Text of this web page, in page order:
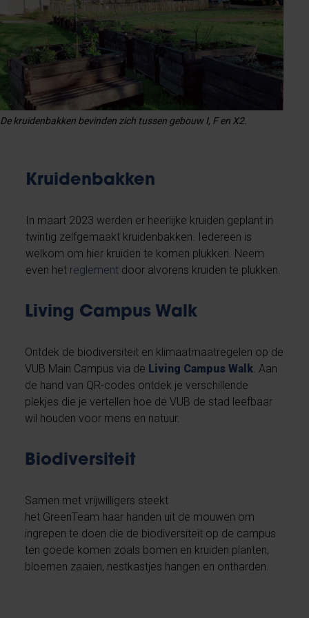
De kruidenbakken bevinden zich tussen gebouw I, F en X2.
Kruidenbakken
In maart 2023 werden er heerlijke kruiden geplant in
twintig zelfgemaakt kruidenbakken. Iedereen is
welkom om hier kruiden te komen plukken. Neem
even het reglement door alvorens kruiden te plukken.
Living Campus Walk
Ontdek de biodiversiteit en klimaatmaatregelen op de
VUB Main Campus via de Living Campus Walk . Aan
de hand van QR-codes ontdek je verschillende
plekjes die je vertellen hoe de VUB de stad leefbaar
wil houden voor mens en natuur.
Biodiversiteit
Samen met vrijwilligers steekt
het GreenTeam haar handen uit de mouwen om
ingrepen te doen die de biodiversiteit op de campus
ten goede komen zoals bomen en kruiden planten,
bloemen zaaien, nestkastjes hangen en ontharden.